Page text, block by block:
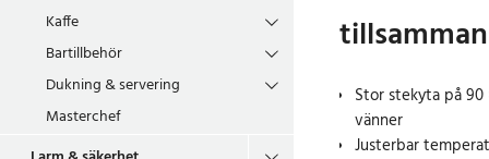
Kaffe
Bartillbehör
Dukning & servering
Masterchef
Stor stekyta på
vänner
Justerbar